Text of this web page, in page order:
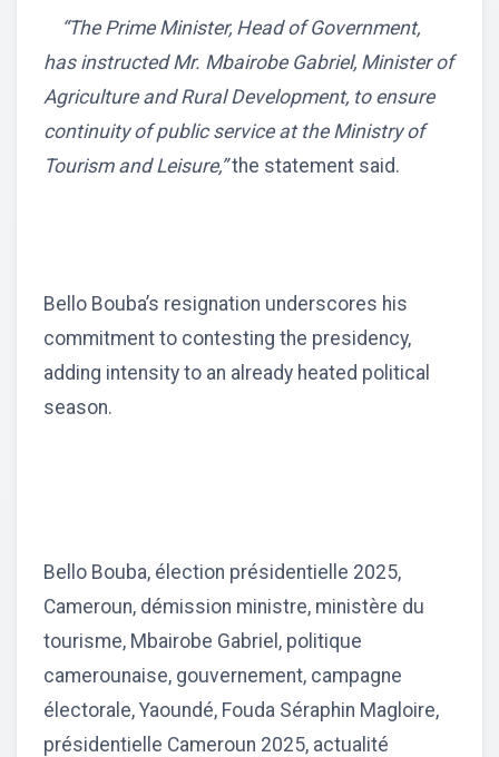
“The Prime Minister, Head of Government,
has instructed Mr. Mbairobe Gabriel, Minister of
Agriculture and Rural Development, to ensure
continuity of public service at the Ministry of
Tourism and Leisure,”the statement said.
Bello Bouba’s resignation underscores his
commitment to contesting the presidency,
adding intensity to an already heated political
season.
Bello Bouba, élection présidentielle 2025,
Cameroun, démission ministre, ministère du
tourisme, Mbairobe Gabriel, politique
camerounaise, gouvernement, campagne
électorale, Yaoundé, Fouda Séraphin Magloire,
présidentielle Cameroun 2025, actualité